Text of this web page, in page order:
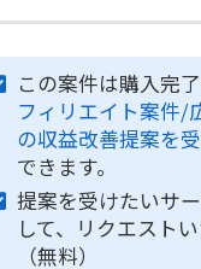
この案件は購入完了
フィリエイト案件/
の収益改善提案を
できます。
提案を受けたいサ
して、リクエスト
（無料）